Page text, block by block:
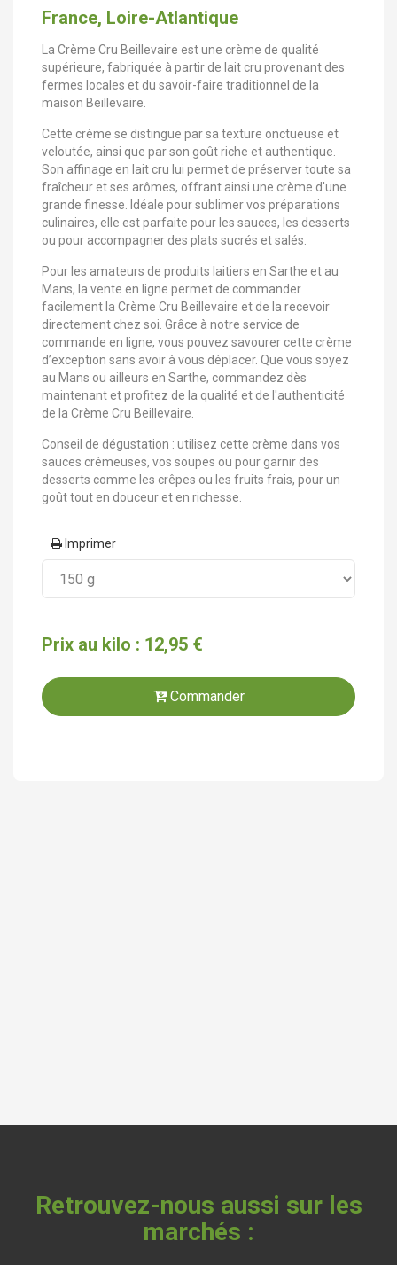
France, Loire-Atlantique
La Crème Cru Beillevaire est une crème de qualité
supérieure, fabriquée à partir de lait cru provenant des
fermes locales et du savoir-faire traditionnel de la
maison Beillevaire.
Cette crème se distingue par sa texture onctueuse et
veloutée, ainsi que par son goût riche et authentique.
Son affinage en lait cru lui permet de préserver toute sa
fraîcheur et ses arômes, offrant ainsi une crème d'une
grande finesse. Idéale pour sublimer vos préparations
culinaires, elle est parfaite pour les sauces, les desserts
ou pour accompagner des plats sucrés et salés.
Pour les amateurs de produits laitiers en Sarthe et au
Mans, la vente en ligne permet de commander
facilement la Crème Cru Beillevaire et de la recevoir
directement chez soi. Grâce à notre service de
commande en ligne, vous pouvez savourer cette crème
d’exception sans avoir à vous déplacer. Que vous soyez
au Mans ou ailleurs en Sarthe, commandez dès
maintenant et profitez de la qualité et de l'authenticité
de la Crème Cru Beillevaire.
Conseil de dégustation : utilisez cette crème dans vos
sauces crémeuses, vos soupes ou pour garnir des
desserts comme les crêpes ou les fruits frais, pour un
goût tout en douceur et en richesse.
Imprimer
Prix au kilo : 12,95 €
Commander
Retrouvez-nous aussi sur les
marchés :